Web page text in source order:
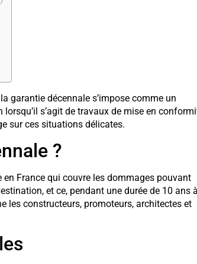
garantie décennale s’impose comme un
s’agit de travaux de mise en
sur ces situations délicates.
?
France qui couvre les dommages pouvant
et ce, pendant une durée de 10 ans à
les constructeurs, promoteurs, architectes et